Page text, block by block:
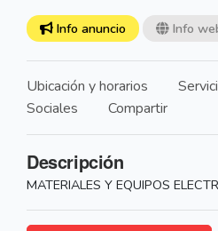
Info anuncio Info
Ubicación y horarios
Sociales
Compartir
Descripción
MATERIALES Y EQUIPOS